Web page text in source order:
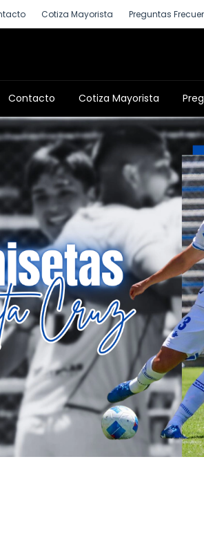
Cotiza Mayorista Preguntas
Contacto Cotiza Mayorista